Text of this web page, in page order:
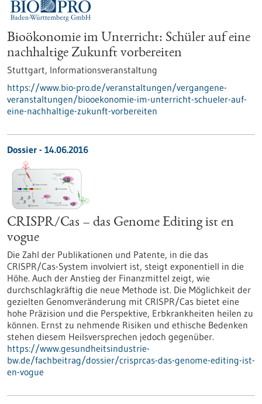
Bioökonomie im Unterricht: Schüler auf eine
nachhaltige Zukunft vorbereiten
Stuttgart, Informationsveranstaltung
https://www.bio-pro.de/veranstaltungen/vergangene-
veranstaltungen/biooekonomie-im-unterricht-schueler-auf-
eine-nachhaltige-zukunft-vorbereiten
Dossier - 14.06.2016
CRISPR/Cas – das Genome Editing ist en
vogue
Die Zahl der Publikationen und Patente, in die das
CRISPR/Cas-System involviert ist, steigt exponentiell in die
Höhe. Auch der Anstieg der Finanzmittel zeigt, wie
durchschlagkräftig die neue Methode ist. Die Möglichkeit der
gezielten Genomveränderung mit CRISPR/Cas bietet eine
hohe Präzision und die Perspektive, Erbkrankheiten heilen zu
können. Ernst zu nehmende Risiken und ethische Bedenken
stehen diesem Heilsversprechen jedoch gegenüber.
https://www.gesundheitsindustrie-
bw.de/fachbeitrag/dossier/crisprcas-das-genome-editing-ist-
en-vogue